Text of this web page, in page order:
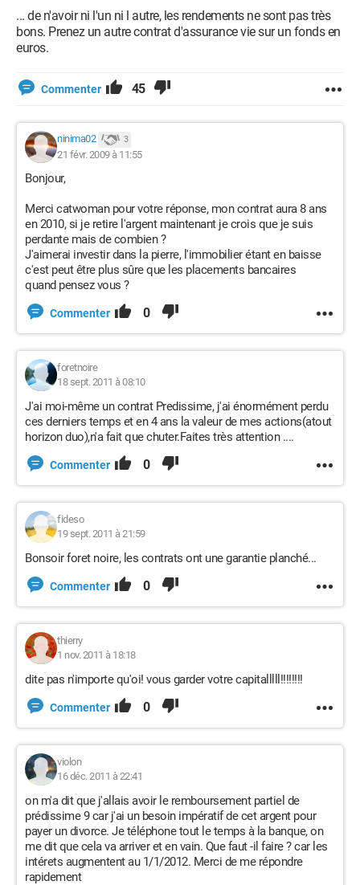
... de n'avoir ni l'un ni l autre, les rendements ne sont pas très
bons. Prenez un autre contrat d'assurance vie sur un fonds en
euros.
Commenter 45
ninima02 3
21 févr. 2009 à 11:55
Bonjour,
Merci catwoman pour votre réponse, mon contrat aura 8 ans
en 2010, si je retire l'argent maintenant je crois que je suis
perdante mais de combien ?
J'aimerai investir dans la pierre, l'immobilier étant en baisse
c'est peut être plus sûre que les placements bancaires
quand pensez vous ?
Commenter 0
foretnoire
18 sept. 2011 à 08:10
J'ai moi-même un contrat Predissime, j'ai énormément perdu
ces derniers temps et en 4 ans la valeur de mes actions(atout
horizon duo),n'a fait que chuter.Faites très attention ....
Commenter 0
fideso
19 sept. 2011 à 21:59
Bonsoir foret noire, les contrats ont une garantie planché...
Commenter 0
thierry
1 nov. 2011 à 18:18
dite pas n'importe qu'oi! vous garder votre capitalllll!!!!!!!!
Commenter 0
violon
16 déc. 2011 à 22:41
on m'a dit que j'allais avoir le remboursement partiel de
prédissime 9 car j'ai un besoin impératif de cet argent pour
payer un divorce. Je téléphone tout le temps à la banque, on
me dit que cela va arriver et en vain. Que faut -il faire ? car les
intérets augmentent au 1/1/2012. Merci de me répondre
rapidement